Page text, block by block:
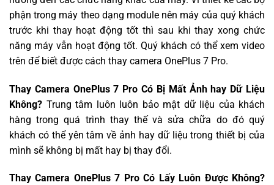
phận trong máy theo dạng module nên máy của quý khách
trước khi thay hoạt động tốt thì sau khi thay xong chức
năng máy vẫn hoạt động tốt. Quý khách có thể xem video
trên để biết được cách thay camera OnePlus 7 Pro.
Thay Camera OnePlus 7 Pro Có Bị Mất Ảnh hay Dữ Liệu
Không? Trung tâm luôn luôn bảo mật dữ liệu của khách
hàng trong quá trình thay thế và sửa chữa do đó quý
khách có thể yên tâm về ảnh hay dữ liệu trong thiết bị của
mình sẽ không bị mất hay bị thay đổi.
Thay Camera OnePlus 7 Pro Có Lấy Luôn Được Không?